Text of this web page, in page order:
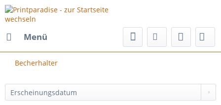
Menü
Becherhalter